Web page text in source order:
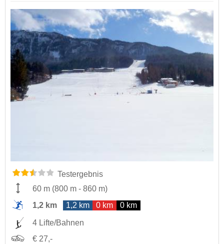
Testergebnis
60 m (800 m - 860 m)
1,2 km
1,2 km 0 km 0 km
4 Lifte/Bahnen
€ 27,-